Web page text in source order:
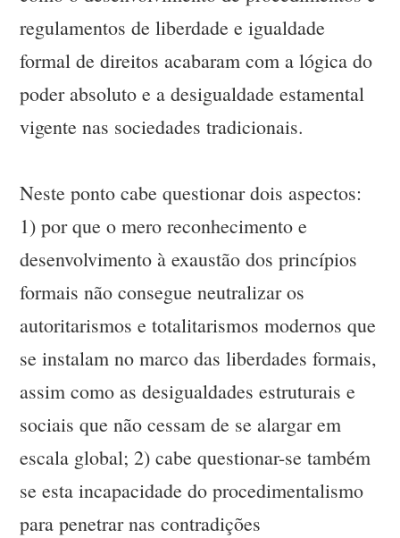
regulamentos de liberdade e igualdade
formal de direitos acabaram com a lógica do
poder absoluto e a desigualdade estamental
vigente nas sociedades tradicionais.
Neste ponto cabe questionar dois aspectos:
1) por que o mero reconhecimento e
desenvolvimento à exaustão dos princípios
formais não consegue neutralizar os
autoritarismos e totalitarismos modernos que
se instalam no marco das liberdades formais,
assim como as desigualdades estruturais e
sociais que não cessam de se alargar em
escala global; 2) cabe questionar-se também
se esta incapacidade do procedimentalismo
para penetrar nas contradições